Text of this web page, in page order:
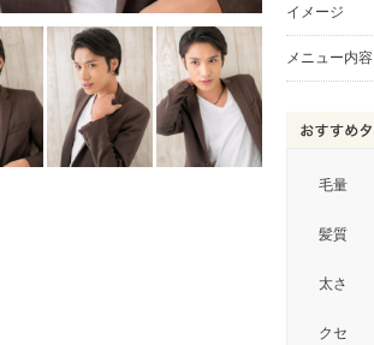
イメージ
メニュー内容
毛量
髪質
太さ
クセ